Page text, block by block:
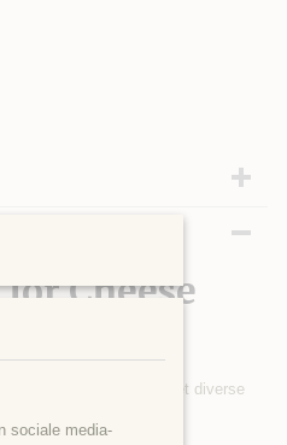
Cheese
Britse chutney met diverse
borrelplank
sociale media-